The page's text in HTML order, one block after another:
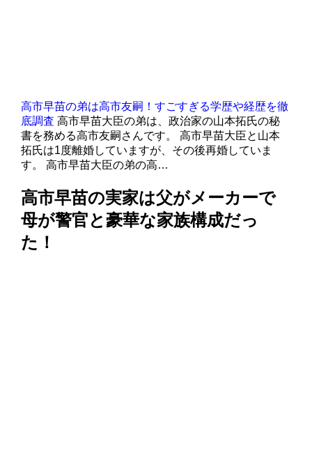
高市早苗の弟は高市友嗣！すごすぎる学歴や経歴を徹
底調査 高市早苗大臣の弟は、政治家の山本拓氏の秘
書を務める高市友嗣さんです。 高市早苗大臣と山本
拓氏は1度離婚していますが、その後再婚していま
す。 高市早苗大臣の弟の高…
高市早苗の実家は父がメーカーで
母が警官と豪華な家族構成だっ
た！